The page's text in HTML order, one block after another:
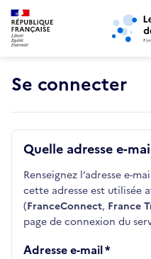
Aller au menu principal Aller
Se connecter
Quelle adresse e-
Renseignez l’adresse e-
cette adresse est utilisée
(FranceConnect, France
page de connexion du
Adresse e-mail
Retour au début de la page
Panneau de gestion des